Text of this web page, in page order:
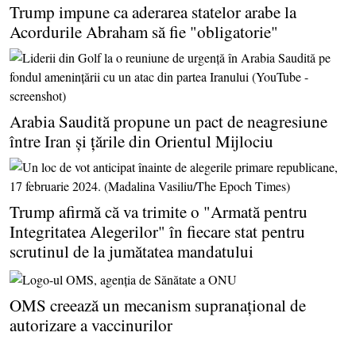
Trump impune ca aderarea statelor arabe la
Acordurile Abraham să fie "obligatorie"
Arabia Saudită propune un pact de neagresiune
între Iran şi ţările din Orientul Mijlociu
Trump afirmă că va trimite o "Armată pentru
Integritatea Alegerilor" în fiecare stat pentru
scrutinul de la jumătatea mandatului
OMS creează un mecanism supranaţional de
autorizare a vaccinurilor